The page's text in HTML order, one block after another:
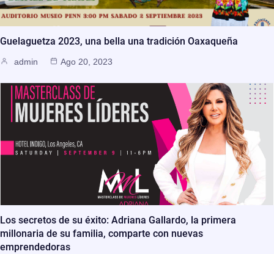
Guelaguetza 2023, una bella una tradición Oaxaqueña
admin Ago 20, 2023
Los secretos de su éxito: Adriana Gallardo, la primera
millonaria de su familia, comparte con nuevas
emprendedoras